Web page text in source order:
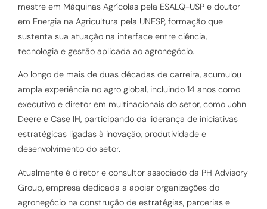
mestre em Máquinas Agrícolas pela ESALQ-USP e doutor
em Energia na Agricultura pela UNESP, formação que
sustenta sua atuação na interface entre ciência,
tecnologia e gestão aplicada ao agronegócio.
Ao longo de mais de duas décadas de carreira, acumulou
ampla experiência no agro global, incluindo 14 anos como
executivo e diretor em multinacionais do setor, como John
Deere e Case IH, participando da liderança de iniciativas
estratégicas ligadas à inovação, produtividade e
desenvolvimento do setor.
Atualmente é diretor e consultor associado da PH Advisory
Group, empresa dedicada a apoiar organizações do
agronegócio na construção de estratégias, parcerias e